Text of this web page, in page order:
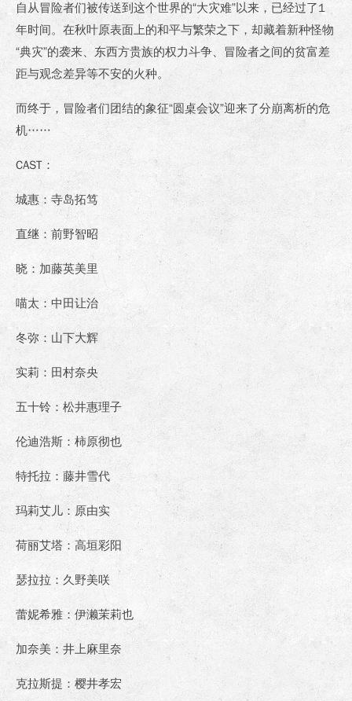
自从冒险者们被传送到这个世界的“大灾难”以来，已经过了1
年时间。在秋叶原表面上的和平与繁荣之下，却藏着新种怪物
“典灾”的袭来、东西方贵族的权力斗争、冒险者之间的贫富差
距与观念差异等不安的火种。
而终于，冒险者们团结的象征“圆桌会议”迎来了分崩离析的危
机……
CAST：
城惠：寺岛拓笃
直继：前野智昭
晓：加藤英美里
喵太：中田让治
冬弥：山下大辉
实莉：田村奈央
五十铃：松井惠理子
伦迪浩斯：柿原彻也
特托拉：藤井雪代
玛莉艾儿：原由实
荷丽艾塔：高垣彩阳
瑟拉拉：久野美咲
蕾妮希雅：伊濑茉莉也
加奈美：井上麻里奈
克拉斯提：樱井孝宏